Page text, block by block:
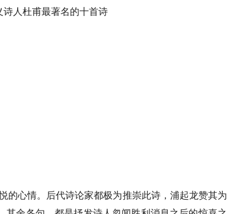
的心情。后代诗论家都极为推崇此诗，浦起龙赞其为